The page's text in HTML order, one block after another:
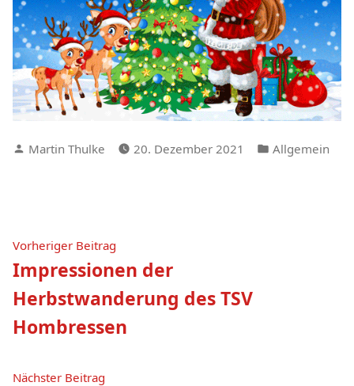
Verfasst
Martin Thulke 20. Dezember 2021
Veröffentlicht
Allgemein
Beitragsnavigation
Vorheriger Beitrag
Beitrag:
Impressionen der
Herbstwanderung des TSV
Hombressen
Nächster Beitrag